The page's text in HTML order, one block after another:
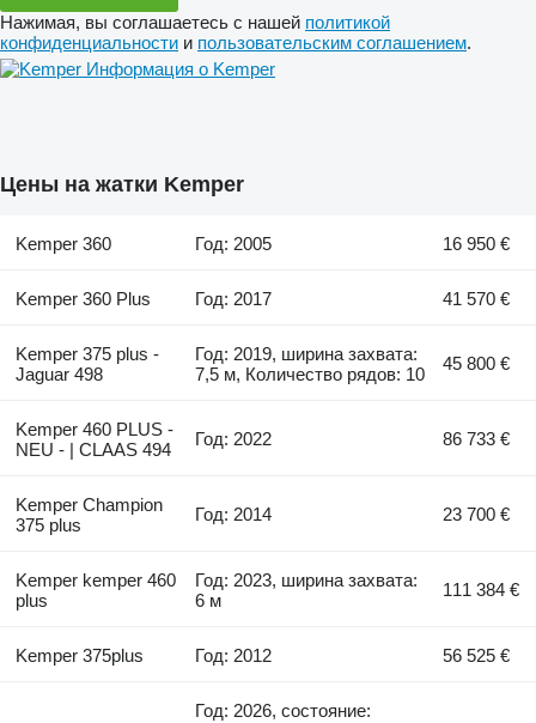
Нажимая, вы соглашаетесь с нашей политикой
конфиденциальности и пользовательским соглашением.
Информация о Kemper
Цены на жатки Kemper
Kemper 360 Год: 2005 16 950 €
Kemper 360 Plus Год: 2017 41 570 €
Kemper 375 plus -
Jaguar 498
Год: 2019, ширина захвата:
7,5 м, Количество рядов: 10
45 800 €
Kemper 460 PLUS -
NEU - | CLAAS 494
Год: 2022 86 733 €
Kemper Champion
375 plus
Год: 2014 23 700 €
Kemper kemper 460
plus
Год: 2023, ширина захвата:
6 м
111 384 €
Kemper 375plus Год: 2012 56 525 €
Год: 2026, состояние: